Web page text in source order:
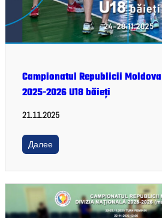
Campionatul Republicii
2025-2026 U18 băieți
21.11.2025
Далее